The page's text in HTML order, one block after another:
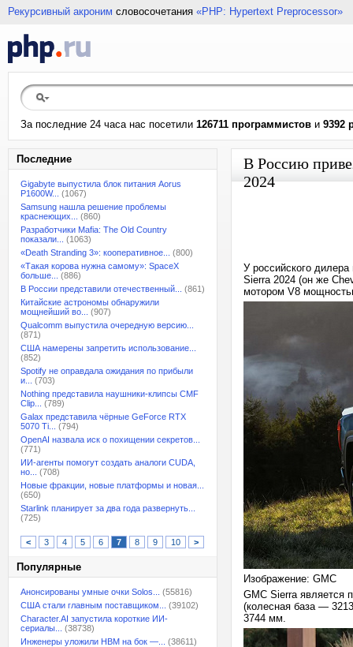
Рекурсивный акроним словосочетания «PHP: Hypertext Preprocessor»
За последние 24 часа нас посетили 126711 программистов и 9392
Последние
Gigabyte выпустила блок питания Aorus
P1600W...
(1067)
Samsung нашла решение проблемы
краснеющих...
(860)
Разработчики Mafia: The Old Country
показали...
(1063)
«Death Stranding 3»: кооперативное...
(800)
«Такая корова нужна самому»: SpaceX
больше...
(886)
В России представили отечественный...
(861)
Китайские астрономы обнаружили
мощнейший во...
(907)
Qualcomm выпустила очередную версию...
(871)
США намерены запретить использование...
(852)
Spotify не оправдала ожидания по прибыли
и...
(703)
Nothing представила наушники-клипсы CMF
Clip...
(789)
Galax представила чёрные GeForce RTX
5070 Ti...
(794)
OpenAI назвала иск о похищении секретов...
(771)
ИИ-агенты помогут создать аналоги CUDA,
но...
(708)
Новые фракции, новые платформы и новая...
(650)
Starlink планирует за два года развернуть...
(725)
< 3 4 5 6 7 8 9 10 >
Популярные
Анонсированы умные очки Solos...
(55816)
США стали главным поставщиком...
(39102)
Character.AI запустила короткие ИИ-
сериалы...
(38738)
Инженеры уложили HBM на бок —...
(38611)
В Россию
2024
У российского
Sierra 2024 (он же
мотором V8
Изображение: GMC
GMC Sierra является
(колесная база —
3744 мм.